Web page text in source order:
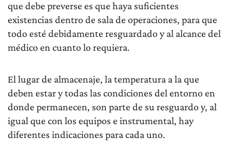
que debe preverse es que haya suficientes
existencias dentro de sala de operaciones, para que
todo esté debidamente resguardado y al alcance del
médico en cuanto lo requiera.
El lugar de almacenaje, la temperatura a la que
deben estar y todas las condiciones del entorno en
donde permanecen, son parte de su resguardo y, al
igual que con los equipos e instrumental, hay
diferentes indicaciones para cada uno.